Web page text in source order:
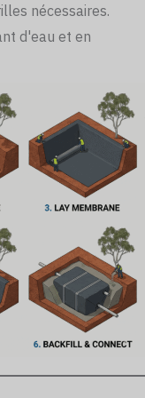
nécessaires.
d'eau et en